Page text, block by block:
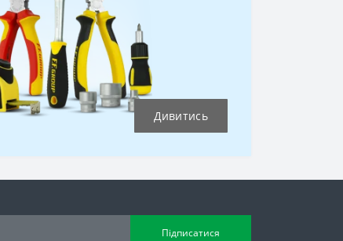
Дивитись
Підписатися